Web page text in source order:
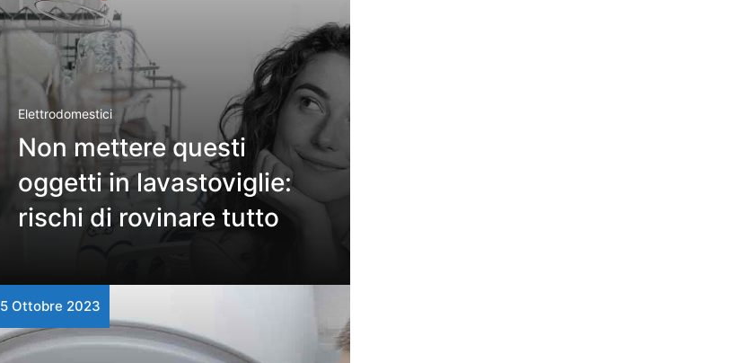
Elettrodomestici
Non mettere questi
oggetti in lavastoviglie:
rischi di rovinare tutto
5 Ottobre 2023